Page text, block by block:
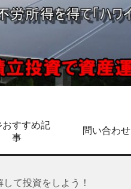
すすめ記
事
問い合わせ
て投資をしよう！